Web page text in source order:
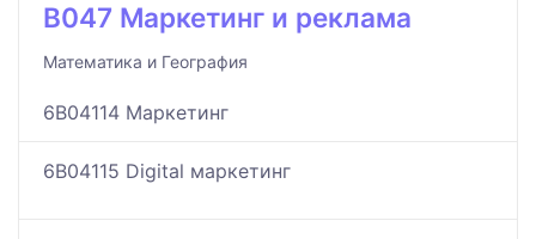
B047 Маркетинг и реклама
Математика и География
6B04114 Маркетинг
6B04115 Digital маркетинг